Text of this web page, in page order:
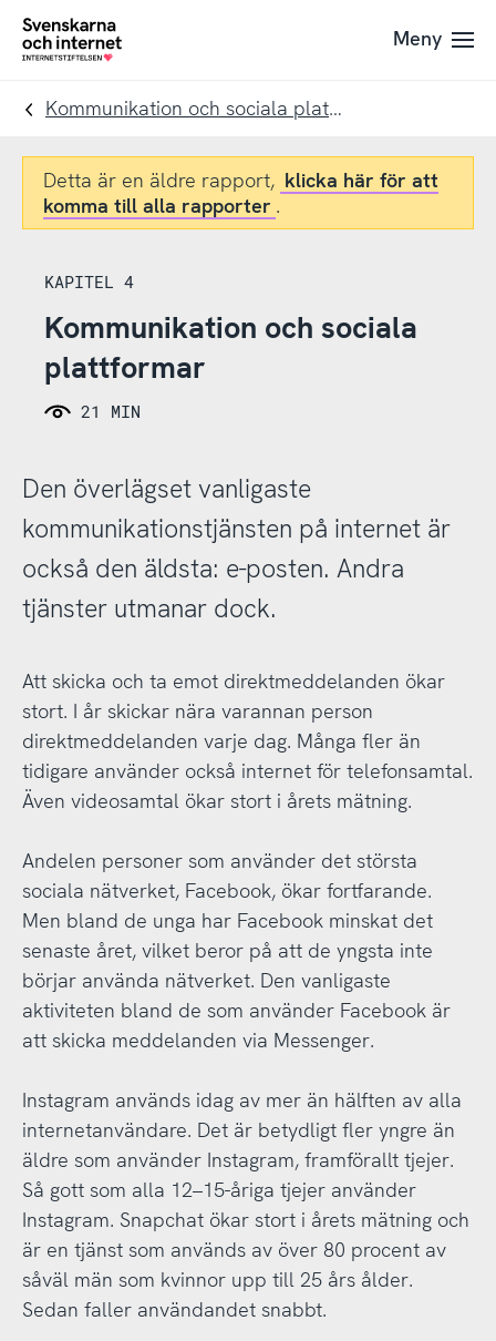
Till
navigation
Till
innehåll
To
Meny
Kommunikation och sociala plattformar
Detta är en äldre rapport, klicka här för att
komma till alla rapporter .
KAPITEL 4
Kommunikation och sociala
plattformar
21 MIN
Den överlägset vanligaste
kommunikationstjänsten på internet är
också den äldsta: e-posten. Andra
tjänster utmanar dock.
Att skicka och ta emot direktmeddelanden ökar
stort. I år skickar nära varannan person
direktmeddelanden varje dag. Många fler än
tidigare använder också internet för telefonsamtal.
Även videosamtal ökar stort i årets mätning.
Andelen personer som använder det största
sociala nätverket, Facebook, ökar fortfarande.
Men bland de unga har Facebook minskat det
senaste året, vilket beror på att de yngsta inte
börjar använda nätverket. Den vanligaste
aktiviteten bland de som använder Facebook är
att skicka meddelanden via Messenger.
Instagram används idag av mer än hälften av alla
internetanvändare. Det är betydligt fler yngre än
äldre som använder Instagram, framförallt tjejer.
Så gott som alla 12–15-åriga tjejer använder
Instagram. Snapchat ökar stort i årets mätning och
är en tjänst som används av över 80 procent av
såväl män som kvinnor upp till 25 års ålder.
Sedan faller användandet snabbt.